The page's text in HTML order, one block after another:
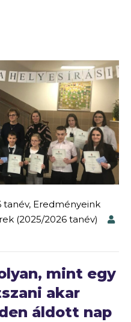
tanév, Eredményeink
(2025/2026 tanév)
mint egy
akar
áldott nap